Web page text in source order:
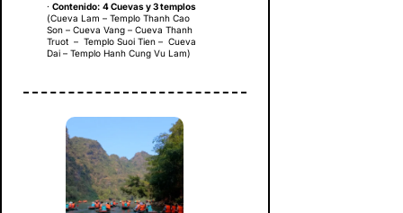
· Contenido: 4 Cuevas y 3 templos
(Cueva Lam – Templo Thanh Cao
Son – Cueva Vang – Cueva Thanh
Truot – Templo Suoi Tien – Cueva
Dai – Templo Hanh Cung Vu Lam)